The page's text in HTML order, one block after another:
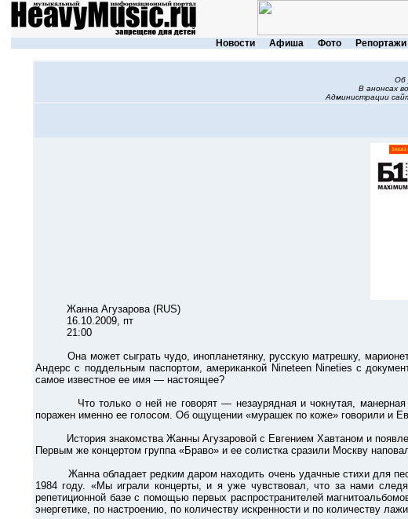
Новости Афиша Фото Репортажи
Об
В анонсах
Администрации
Жанна Агузарова (RUS)
16.10.2009, пт
21:00
Она может сыграть чудо, инопланетянку, русскую матрешку,
Андерс с поддельным паспортом, американкой Nineteen Nineties с
самое известное ее имя — настоящее?
Что только о ней не говорят — незаурядная и чокнутая, манерная
поражен именно ее голосом. Об ощущении «мурашек по коже» говорили и
История знакомства Жанны Агузаровой с Евгением Хавтаном и
Первым же концертом группа «Браво» и ее солистка сразили Москву
Жанна обладает редким даром находить очень удачные стихи для
1984 году. «Мы играли концерты, и я уже чувствовал, что за нами
репетиционной базе с помощью первых распространителей
энергетике, по настроению, по количеству искренности и по количеству